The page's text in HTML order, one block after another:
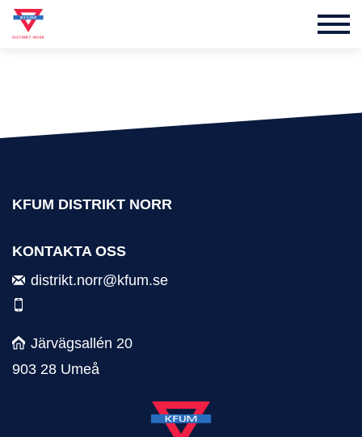
KFUM DISTRIKT NORR
KONTAKTA OSS
distrikt.norr@kfum.se
Järvägsallén 20
903 28 Umeå